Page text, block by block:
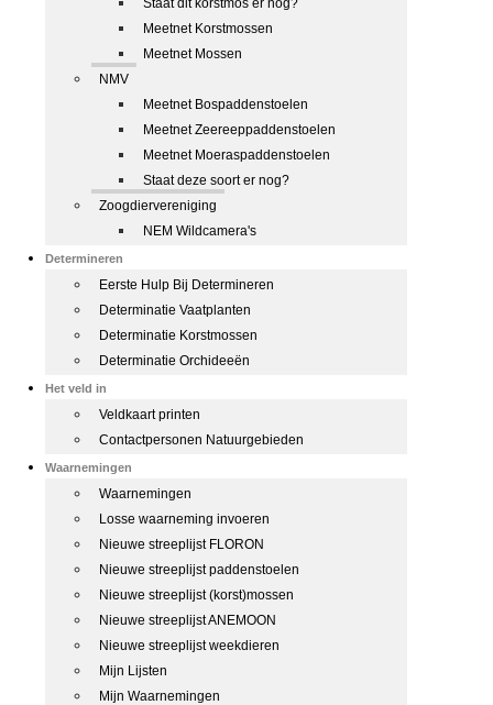
Staat dit korstmos er nog?
Meetnet Korstmossen
Meetnet Mossen
NMV
Meetnet Bospaddenstoelen
Meetnet Zeereeppaddenstoelen
Meetnet Moeraspaddenstoelen
Staat deze soort er nog?
Zoogdiervereniging
NEM Wildcamera's
Determineren
Eerste Hulp Bij Determineren
Determinatie Vaatplanten
Determinatie Korstmossen
Determinatie Orchideeën
Het veld in
Veldkaart printen
Contactpersonen Natuurgebieden
Waarnemingen
Waarnemingen
Losse waarneming invoeren
Nieuwe streeplijst FLORON
Nieuwe streeplijst paddenstoelen
Nieuwe streeplijst (korst)mossen
Nieuwe streeplijst ANEMOON
Nieuwe streeplijst weekdieren
Mijn Lijsten
Mijn Waarnemingen